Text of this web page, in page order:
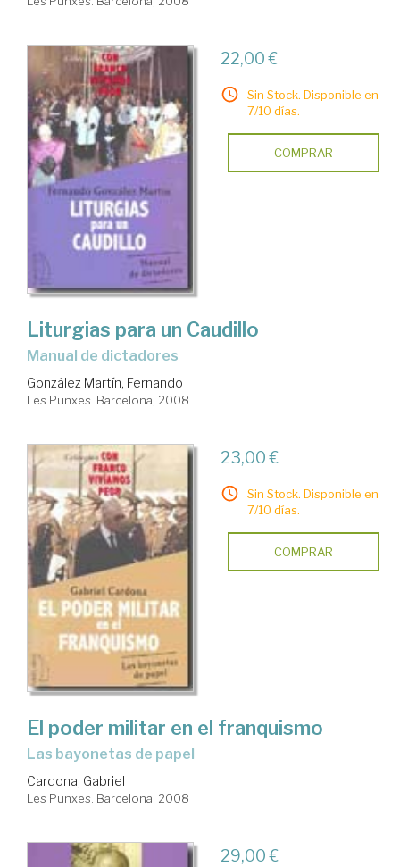
22,00 €
Sin Stock. Disponible en
7/10 días.
COMPRAR
Liturgias para un Caudillo
manual de dictadores
González Martín, Fernando
Les Punxes. Barcelona, 2008
23,00 €
Sin Stock. Disponible en
7/10 días.
COMPRAR
El poder militar en el franquismo
las bayonetas de papel
Cardona, Gabriel
Les Punxes. Barcelona, 2008
29,00 €